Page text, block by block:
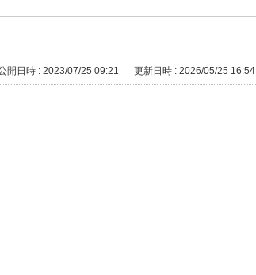
開日時 : 2023/07/25 09:21 更新日時 : 2026/05/25 16:54